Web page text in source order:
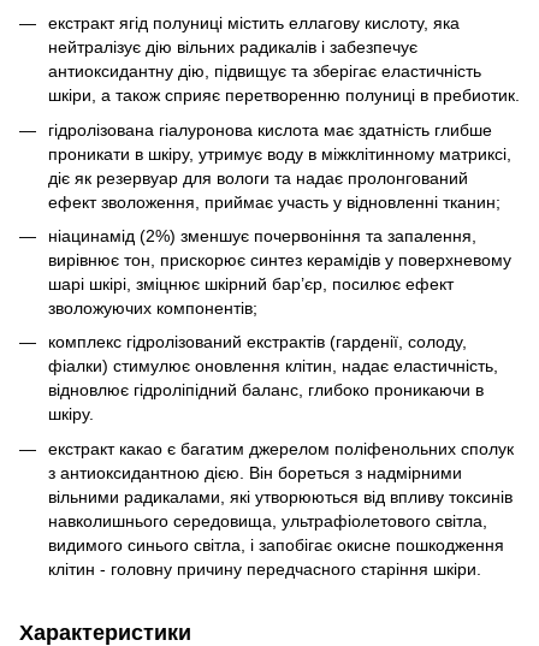
екстракт ягід полуниці містить еллагову кислоту, яка
нейтралізує дію вільних радикалів і забезпечує
антиоксидантну дію, підвищує та зберігає еластичність
шкіри, а також сприяє перетворенню полуниці в пребиотик.
гідролізована гіалуронова кислота має здатність глибше
проникати в шкіру, утримує воду в міжклітинному матриксі,
діє як резервуар для вологи та надає пролонгований
ефект зволоження, приймає участь у відновленні тканин;
ніацинамід (2%) зменшує почервоніння та запалення,
вирівнює тон, прискорює синтез керамідів у поверхневому
шарі шкірі, зміцнює шкірний бар’єр, посилює ефект
зволожуючих компонентів;
комплекс гідролізований екстрактів (гарденії, солоду,
фіалки) стимулює оновлення клітин, надає еластичність,
відновлює гідроліпідний баланс, глибоко проникаючи в
шкіру.
екстракт какао є багатим джерелом поліфенольних сполук
з антиоксидантною дією. Він бореться з надмірними
вільними радикалами, які утворюються від впливу токсинів
навколишнього середовища, ультрафіолетового світла,
видимого синього світла, і запобігає окисне пошкодження
клітин - головну причину передчасного старіння шкіри.
Характеристики